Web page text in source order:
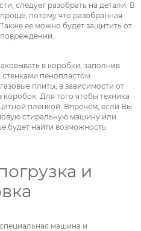
следует разобрать на детали. В
потому что разобранная
ее можно будет защитить от
в коробки, заполнив
пенопластом.
плиты, в зависимости от
Для того чтобы техника
пленкой. Впрочем, если Вы
стиральную машину или
будет найти возможность
и
машина и